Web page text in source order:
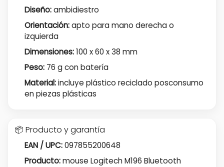
Diseño:ambidiestro
Orientación:apto para mano derecha o
izquierda
Dimensiones:100 x 60 x 38 mm
Peso:76 g con batería
Material:incluye plástico reciclado posconsumo
en piezas plásticas
📦 Producto y garantía
EAN / UPC:097855200648
Producto:mouse Logitech M196 Bluetooth